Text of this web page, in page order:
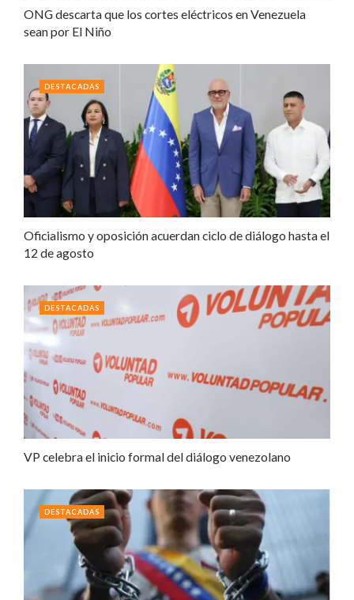
ONG descarta que los cortes eléctricos en Venezuela
sean por El Niño
Oficialismo y oposición acuerdan ciclo de diálogo hasta el
12 de agosto
DESTACADAS
VP celebra el inicio formal del diálogo venezolano
DESTACADAS
DESTACADAS